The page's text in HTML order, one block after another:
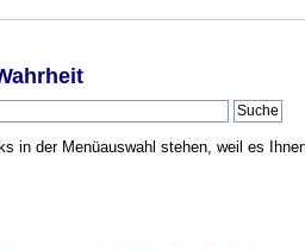
in der Menüauswahl stehen, weil es